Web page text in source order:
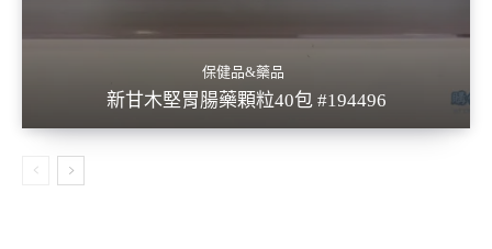
保健品&藥品
新甘木堅胃腸藥顆粒40包 #194496